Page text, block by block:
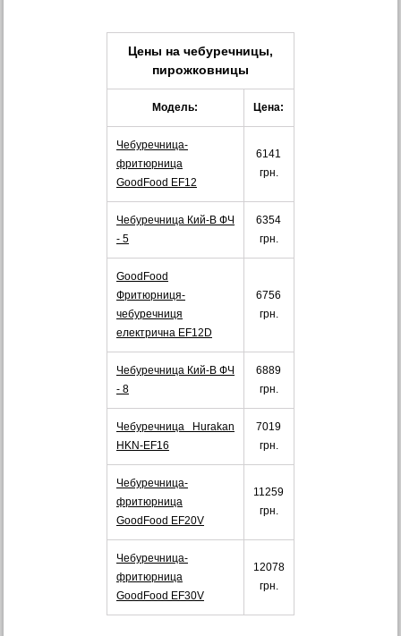
Цены на чебуречницы,
пирожковницы
Модель: Цена:
Чебуречница-
фритюрница
GoodFood EF12
6141
грн.
Чебуречница Кий-В ФЧ
- 5
6354
грн.
GoodFood
Фритюрниця-
чебуречниця
електрична EF12D
6756
грн.
Чебуречница Кий-В ФЧ
- 8
6889
грн.
Чебуречница Hurakan
HKN-EF16
7019
грн.
Чебуречница-
фритюрница
GoodFood EF20V
11259
грн.
Чебуречница-
фритюрница
GoodFood EF30V
12078
грн.